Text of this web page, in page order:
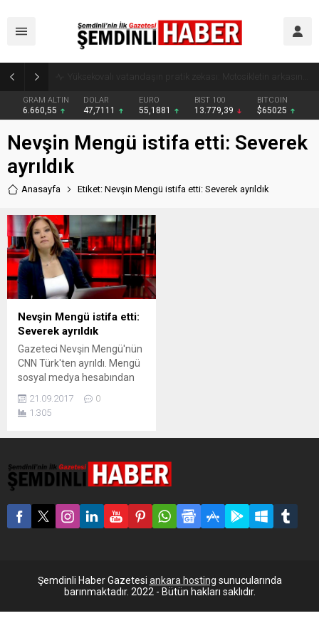
GRAM ALTIN
6.660,55
DOLAR
47,7111
EURO
55,1881
BIST 100
13.779,39
BITCOIN
$65025
Nevşin Mengü istifa etti: Severek
ayrıldık
Anasayfa Etiket: Nevşin Mengü istifa etti: Severek ayrıldık
Nevşin Mengü istifa etti:
Severek ayrıldık
Gazeteci Nevşin Mengü'nün
CNN Türk'ten ayrıldı. Mengü
sosyal medya hesabından
ayrıldık" diye yazdı. CNN
Türk’te Akşam Haberleri’ni
ettiği belirtildi. Mengü’nün
istifa haberini ilk önce Sözcü
yazarı Uğur Dündar, Twitter
hesabından duyurdu.
Dündar’ın bu açıklamalarını
21.09.2017
0
1.305
Şemdinli Haber Gazetesi ankara hosting sunucularında
barınmaktadır. 2022 - Bütün hakları saklıdır.